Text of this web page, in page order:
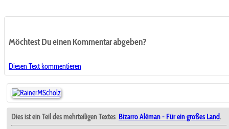
Möchtest Du einen Kommentar abgeben?
Diesen Text kommentieren
Dies ist ein Teil des mehrteiligen Textes Bizarro Aléman - Für ein großes Land.